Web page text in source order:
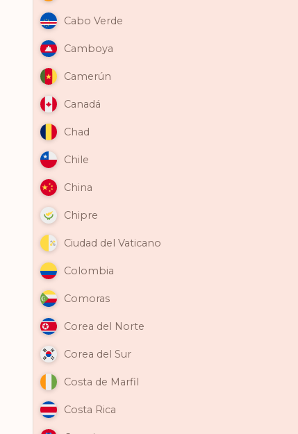
Cabo Verde
Camboya
Camerún
Canadá
Chad
Chile
China
Chipre
Ciudad del Vaticano
Colombia
Comoras
Corea del Norte
Corea del Sur
Costa de Marfil
Costa Rica